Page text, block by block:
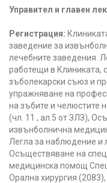
Управител и главен
Регистрация:
заведение за
лечебните заведения.
работещи в Клиниката,
зъболекарски съюз и
упражняване на
на зъбите и челюстите
(чл. 11 , ал.5 от ЗЛЗ),
извънболнична
Легла за наблюдение и
Осъществяване на
медицинска помощ
Орална хирургия